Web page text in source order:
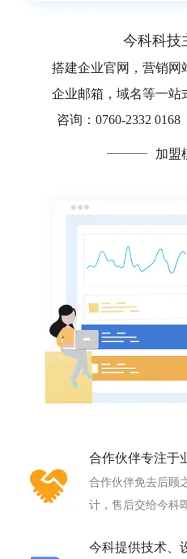
今科科技
搭建企业官网，营销网
企业邮箱，域名等一站
咨询：0760-2332
加盟
合作伙伴专注于
合作伙伴免去后顾
计，售后交给今科
今科提供技术、